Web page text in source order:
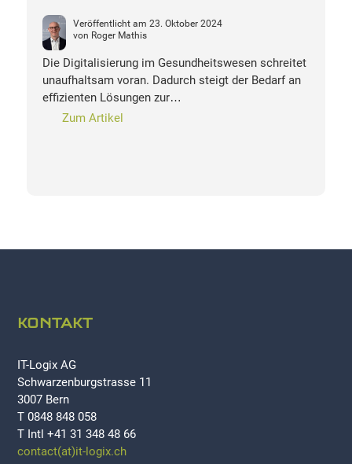
Veröffentlicht am 23. Oktober 2024
von Roger Mathis
Die Digitalisierung im Gesundheitswesen schreitet
unaufhaltsam voran. Dadurch steigt der Bedarf an
effizienten Lösungen zur…
Zum Artikel
KONTAKT
IT-Logix AG
Schwarzenburgstrasse 11
3007 Bern
T 0848 848 058
T Intl +41 31 348 48 66
contact(at)it-logix.ch